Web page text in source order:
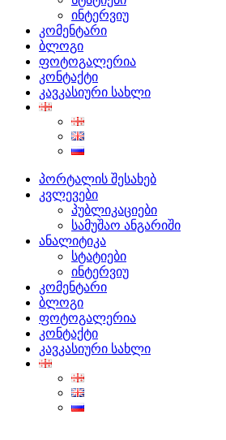
ინტერვიუ
კომენტარი
ბლოგი
ფოტოგალერია
კონტაქტი
კავკასიური სახლი
პორტალის შესახებ
კვლევები
პუბლიკაციები
სამუშაო ანგარიში
ანალიტიკა
სტატიები
ინტერვიუ
კომენტარი
ბლოგი
ფოტოგალერია
კონტაქტი
კავკასიური სახლი